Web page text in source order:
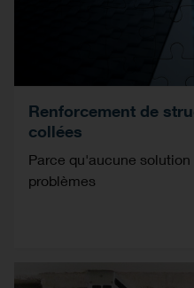
Renforcement de
collées
Parce qu'aucune solution
problèmes